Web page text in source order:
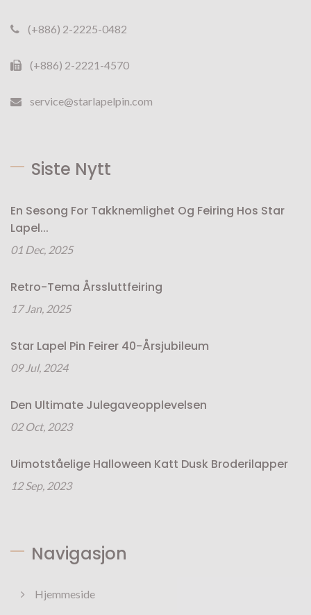
(+886) 2-2225-0482
(+886) 2-2221-4570
service@starlapelpin.com
Siste Nytt
En Sesong For Takknemlighet Og Feiring Hos Star
Lapel...
01 Dec, 2025
Retro-Tema Årssluttfeiring
17 Jan, 2025
Star Lapel Pin Feirer 40-Årsjubileum
09 Jul, 2024
Den Ultimate Julegaveopplevelsen
02 Oct, 2023
Uimotståelige Halloween Katt Dusk Broderilapper
12 Sep, 2023
Navigasjon
Hjemmeside